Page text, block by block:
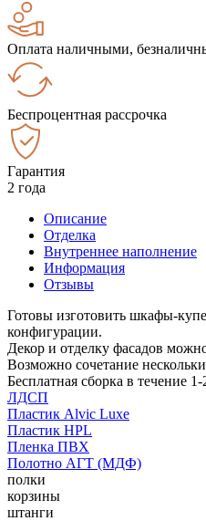
Оплата наличными,
Беспроцентная рассрочка
Гарантия
2 года
Описание
Отделка
Внутреннее наполнение
Информация
Отзывы
Готовы изготовить шкафы-
конфигурации.
Декор и отделку фасадов
Возможно сочетание
Бесплатная сборка в течение
ЛДСП
Пластик Alvic Luxe
Пластик HPL
Пленка ПВХ
Полотно АГТ (МДФ)
полки
корзины
штанги